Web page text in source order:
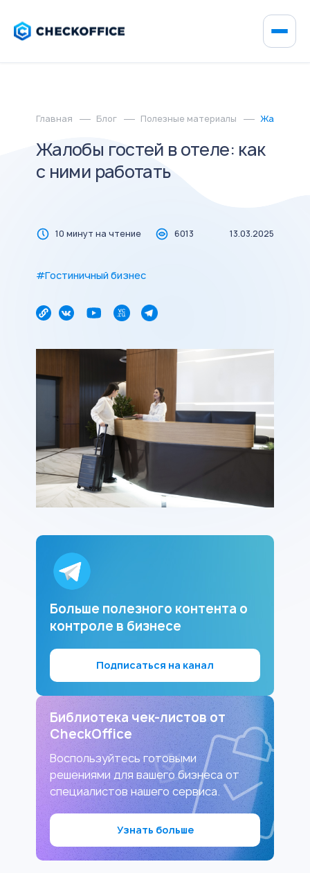
Главная Блог Полезные материалы Жалобы
Жалобы гостей в отеле: как
с ними работать
10 минут на чтение 6013 13.03.2025
#Гостиничный бизнес
Больше полезного контента о
контроле в бизнесе
Подписаться на канал
Библиотека чек-листов от
CheckOffice
Воспользуйтесь готовыми
решениями для вашего бизнеса от
специалистов нашего сервиса.
Узнать больше